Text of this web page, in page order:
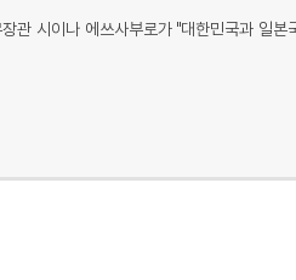
관 시이나 에쓰사부로가 "대한민국과 일